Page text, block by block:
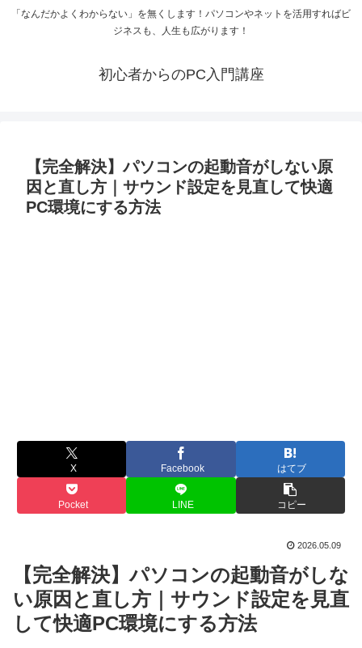
「なんだかよくわからない」を無くします！パソコンやネットを活用すればビ
ジネスも、人生も広がります！
初心者からのPC入門講座
【完全解決】パソコンの起動音がしない原
因と直し方｜サウンド設定を見直して快適
PC環境にする方法
X Facebook はてブ
Pocket LINE コピー
2026.05.09
【完全解決】パソコンの起動音がしな
い原因と直し方｜サウンド設定を見直
して快適PC環境にする方法